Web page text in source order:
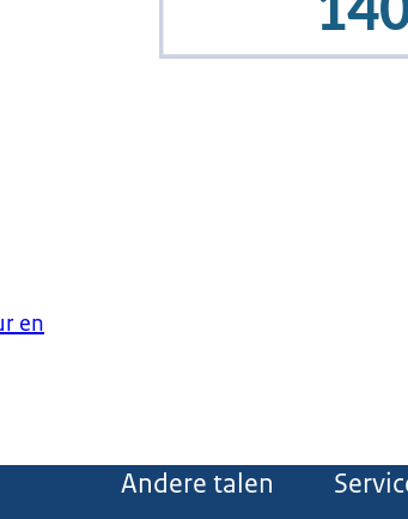
en
Andere talen